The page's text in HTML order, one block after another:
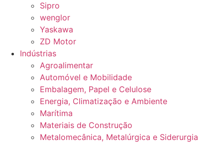
Sipro
wenglor
Yaskawa
ZD Motor
Indústrias
Agroalimentar
Automóvel e Mobilidade
Embalagem, Papel e Celulose
Energia, Climatização e Ambiente
Marítima
Materiais de Construção
Metalomecânica, Metalúrgica e Siderurgia